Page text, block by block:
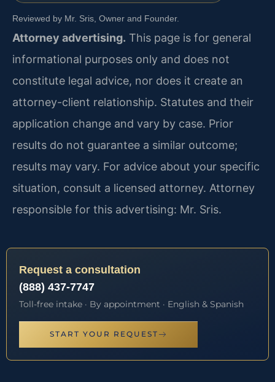
Reviewed by Mr. Sris, Owner and Founder.
Attorney advertising. This page is for general
informational purposes only and does not
constitute legal advice, nor does it create an
attorney-client relationship. Statutes and their
application change and vary by case. Prior
results do not guarantee a similar outcome;
results may vary. For advice about your specific
situation, consult a licensed attorney. Attorney
responsible for this advertising: Mr. Sris.
Request a consultation
(888) 437-7747
Toll-free intake · By appointment · English & Spanish
START YOUR REQUEST